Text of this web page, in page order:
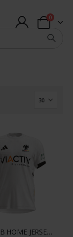
Warenkorb
0Artikel
adidas DHB HOME JERSEY YOUTH